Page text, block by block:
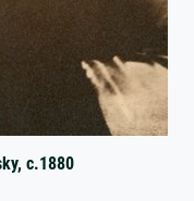
c.1880